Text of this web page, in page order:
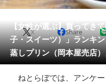
動物
会員記事
メディア
注目記事を集めた総合ページ
【女性が選ぶ】買ってき
子・スイーツ）」ランキ
蒸しプリン（岡本屋売店
X Share
ねとらぼでは、アンケ